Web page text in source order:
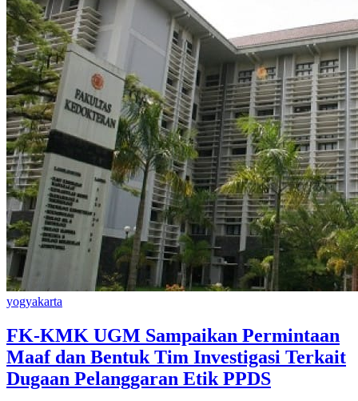
yogyakarta
FK-KMK UGM Sampaikan Permintaan
Maaf dan Bentuk Tim Investigasi Terkait
Dugaan Pelanggaran Etik PPDS